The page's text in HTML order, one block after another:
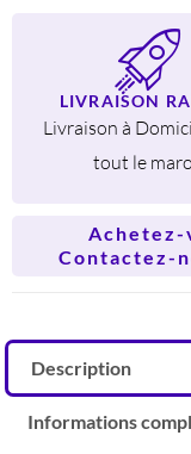
LIVRAISON
Livraison à
tout le
Achetez-
Contactez-
Description
Informations